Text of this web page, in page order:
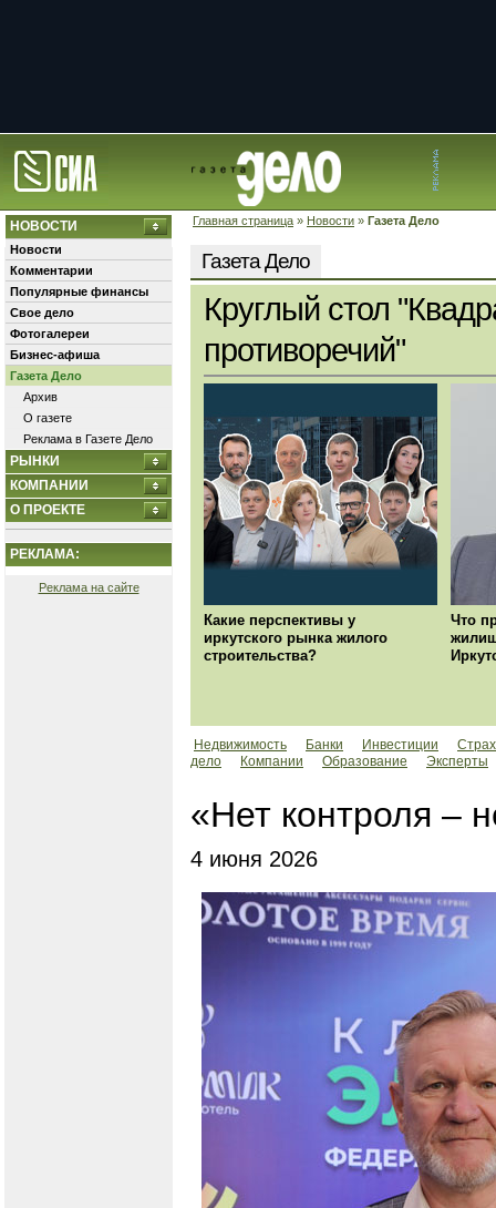
Главная страница » Новости » Газета Дело
НОВОСТИ
Новости
Комментарии
Популярные финансы
Свое дело
Фотогалереи
Бизнес-афиша
Газета Дело
Архив
О газете
Реклама в Газете Дело
РЫНКИ
КОМПАНИИ
О ПРОЕКТЕ
РЕКЛАМА:
Реклама на сайте
Газета Дело
Круглый стол
противоречий"
Какие перспективы у
иркутского рынка жилого
строительства?
Что
Недвижимость Банки Инвестиции
дело
Компании Образование Эксперты
«Нет контроля –
4 июня 2026